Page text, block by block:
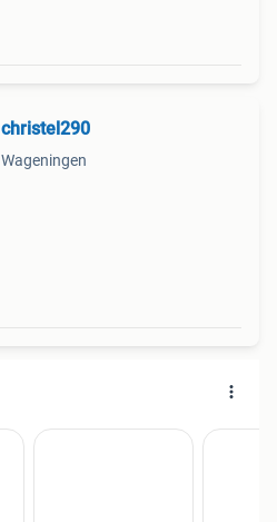
christel290
Wageningen